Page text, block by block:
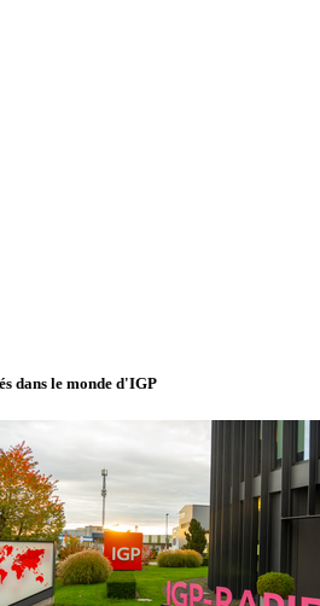
dans le monde d'IGP